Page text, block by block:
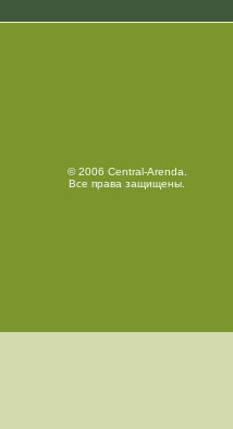
© 2006 Central-Arenda.
Все права защищены.